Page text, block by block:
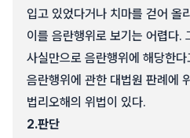
입고 있었다거나 치마를 걷어 올
이를 음란행위로 보기는 어렵다.
사실만으로 음란행위에 해당한
음란행위에 관한 대법원 판례에
법리오해의 위법이 있다.
2.판단